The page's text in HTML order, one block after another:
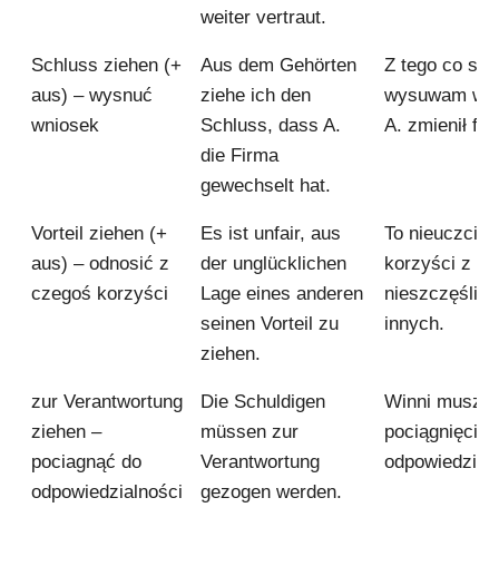
weiter vertraut.
Schluss ziehen (+
aus) – wysnuć
wniosek
Aus dem Gehörten
ziehe ich den
Schluss, dass A.
die Firma
gewechselt hat.
Z tego co
wysuwam
A. zmienił
Vorteil ziehen (+
aus) – odnosić z
czegoś korzyści
Es ist unfair, aus
der unglücklichen
Lage eines anderen
seinen Vorteil zu
ziehen.
To
korzyści z
innych.
zur Verantwortung
ziehen –
pociagnąć do
odpowiedzialności
Die Schuldigen
müssen zur
Verantwortung
gezogen werden.
Winni muszą
pociągnięci